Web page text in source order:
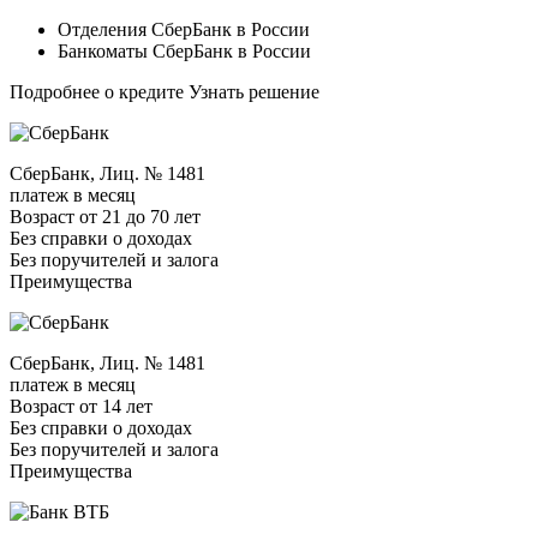
Отделения СберБанк в России
Банкоматы СберБанк в России
Подробнее о кредите Узнать решение
СберБанк, Лиц. № 1481
платеж в месяц
Возраст от 21 до 70 лет
Без справки о доходах
Без поручителей и залога
Преимущества
СберБанк, Лиц. № 1481
платеж в месяц
Возраст от 14 лет
Без справки о доходах
Без поручителей и залога
Преимущества